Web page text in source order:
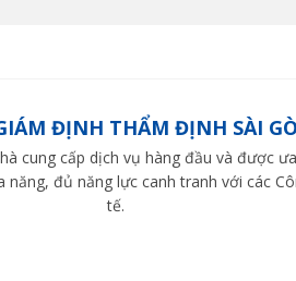
ĐỊNH THẨM ĐỊNH SÀI
cung cấp dịch vụ hàng đầu và được
năng, đủ năng lực canh tranh với các
tế.